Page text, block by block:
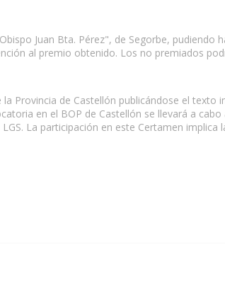
Juan Bta. Pérez", de Segorbe, pudiendo
al premio obtenido. Los no premiados
Provincia de Castellón publicándose el texto
en el BOP de Castellón se llevará a
La participación en este Certamen implica